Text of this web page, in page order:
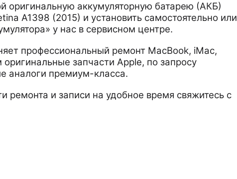
оригинальную аккумуляторную батарею (АКБ)
A1398 (2015) и установить самостоятельно или
у нас в сервисном центре.
профессиональный ремонт MacBook, iMac,
запчасти Apple, по запросу
аналоги премиум-класса.
ремонта и записи на удобное время свяжитесь с